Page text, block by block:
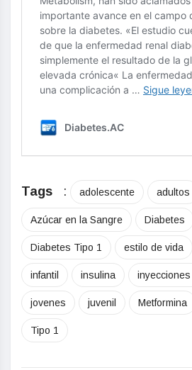
Tags : adolescente adultos
Azúcar en la Sangre Diabetes
Diabetes Tipo 1 estilo de vida
infantil insulina
jovenes juvenil Metformina
Tipo 1